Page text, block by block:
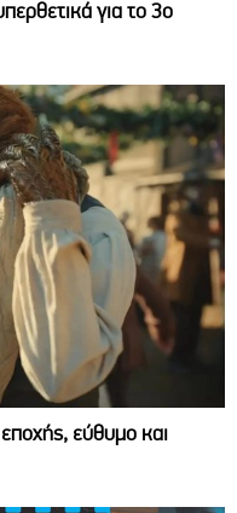
για το 3ο
εύθυμο και